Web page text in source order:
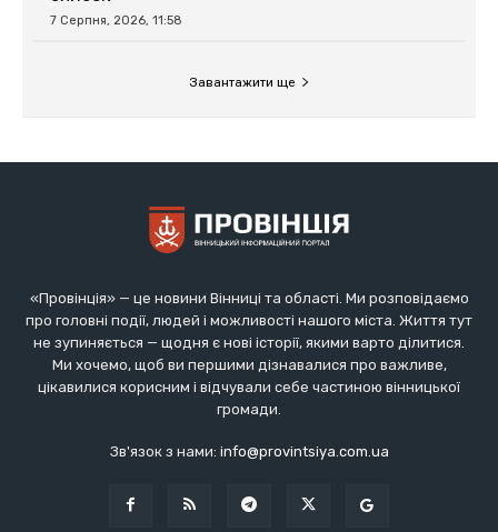
«Провінція» — це новини Вінниці та області. Ми розповідаємо
про головні події, людей і можливості нашого міста. Життя тут
не зупиняється — щодня є нові історії, якими варто ділитися.
Ми хочемо, щоб ви першими дізнавалися про важливе,
цікавилися корисним і відчували себе частиною вінницької
громади.
Зв'язок з нами: info@provintsiya.com.ua